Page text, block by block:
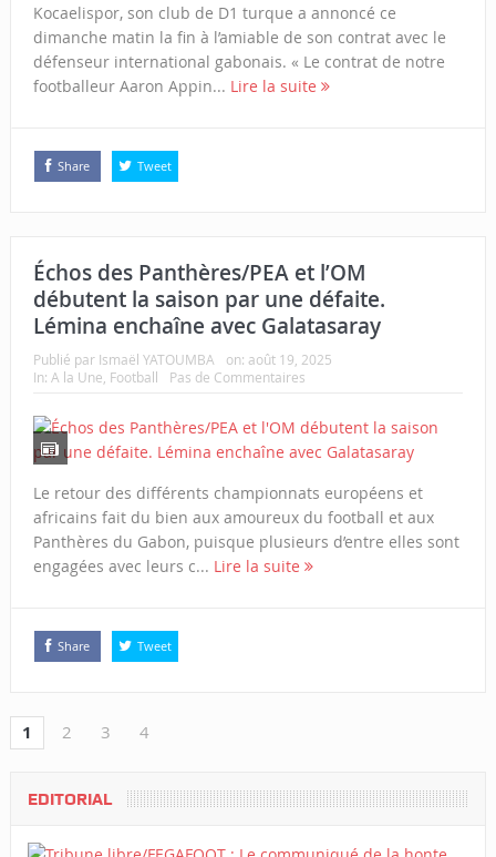
Kocaelispor, son club de D1 turque a annoncé ce
dimanche matin la fin à l’amiable de son contrat avec le
défenseur international gabonais. « Le contrat de notre
footballeur Aaron Appin... Lire la suite
Share Tweet
Échos des Panthères/PEA et l’OM
débutent la saison par une défaite.
Lémina enchaîne avec Galatasaray
Publié par Ismaël YATOUMBA on: août 19, 2025
In: A la Une Football Pas de Commentaires
Le retour des différents championnats européens et
africains fait du bien aux amoureux du football et aux
Panthères du Gabon, puisque plusieurs d’entre elles sont
engagées avec leurs c... Lire la suite
Share Tweet
1 2 3 4
EDITORIAL